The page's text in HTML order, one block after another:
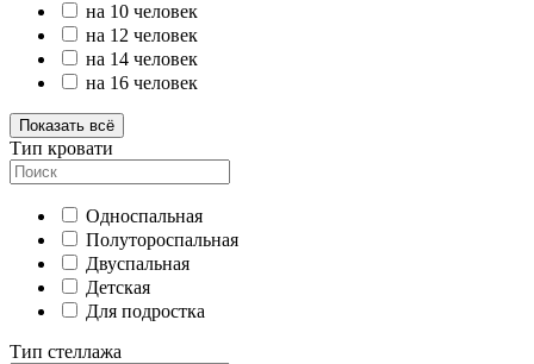
на 10 человек
на 12 человек
на 14 человек
на 16 человек
Показать всё
Тип кровати
Односпальная
Полутороспальная
Двуспальная
Детская
Для подростка
Тип стеллажа